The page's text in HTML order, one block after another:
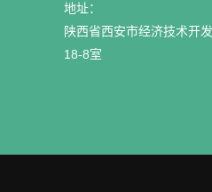
地址：
陕西省西安市经济技术开
18-8室